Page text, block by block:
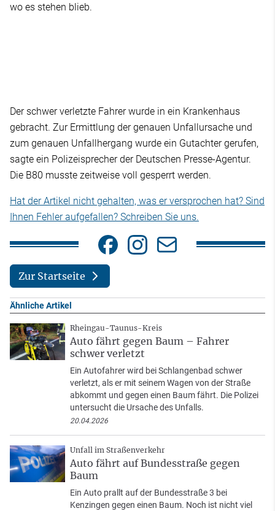
wo es stehen blieb.
Der schwer verletzte Fahrer wurde in ein Krankenhaus
gebracht. Zur Ermittlung der genauen Unfallursache und
zum genauen Unfallhergang wurde ein Gutachter gerufen,
sagte ein Polizeisprecher der Deutschen Presse-Agentur.
Die B80 musste zeitweise voll gesperrt werden.
Hat der Artikel nicht gehalten, was er versprochen hat? Sind
Ihnen Fehler aufgefallen? Schreiben Sie uns.
Zur Startseite
Ähnliche Artikel
Rheingau-Taunus-Kreis
Auto fährt gegen Baum – Fahrer
schwer verletzt
Ein Autofahrer wird bei Schlangenbad schwer
verletzt, als er mit seinem Wagen von der Straße
abkommt und gegen einen Baum fährt. Die Polizei
untersucht die Ursache des Unfalls.
20.04.2026
Unfall im Straßenverkehr
Auto fährt auf Bundesstraße gegen
Baum
Ein Auto prallt auf der Bundesstraße 3 bei
Kenzingen gegen einen Baum. Noch ist nicht viel